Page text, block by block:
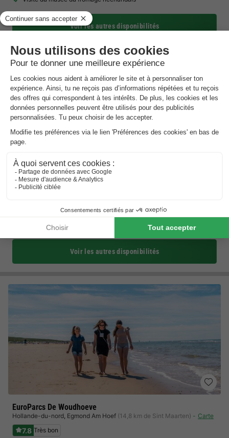
Voir les autres disponibilités
Vakantiepark de Nollen
Hollande-du-nord
Playzone avec une grande aire de jeux &…
Paviljoen8 avec terrasse, musique live &…
Voir les autres disponibilités
EuroParcs De Woudhoeve
Hollande-du-nord, Egmond Am Hoef (14,8 km de Sint Maarten) Carte
7.8 Très bon